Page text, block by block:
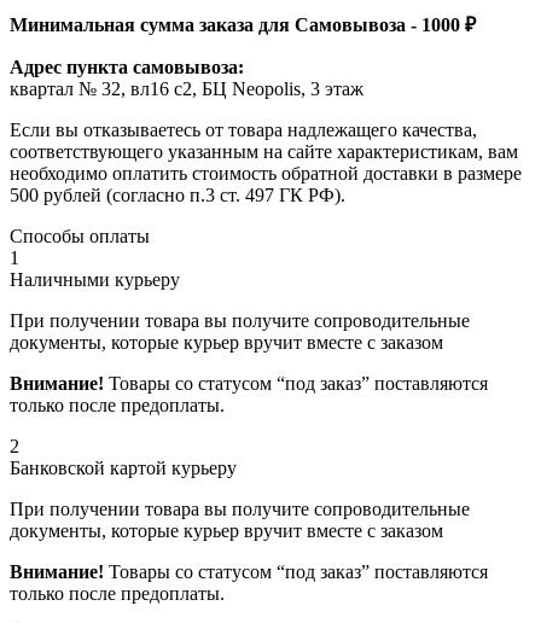
Минимальная сумма заказа для Самовывоза - 1000 ₽
Адрес пункта самовывоза:
квартал № 32, вл16 с2, БЦ Neopolis, 3 этаж
Если вы отказываетесь от товара надлежащего качества,
соответствующего указанным на сайте характеристикам, вам
необходимо оплатить стоимость обратной доставки в размере
500 рублей (согласно п.3 ст. 497 ГК РФ).
Способы оплаты
1
Наличными курьеру
При получении товара вы получите сопроводительные
документы, которые курьер вручит вместе с заказом
Внимание! Товары со статусом “под заказ” поставляются
только после предоплаты.
2
Банковской картой курьеру
При получении товара вы получите сопроводительные
документы, которые курьер вручит вместе с заказом
Внимание! Товары со статусом “под заказ” поставляются
только после предоплаты.